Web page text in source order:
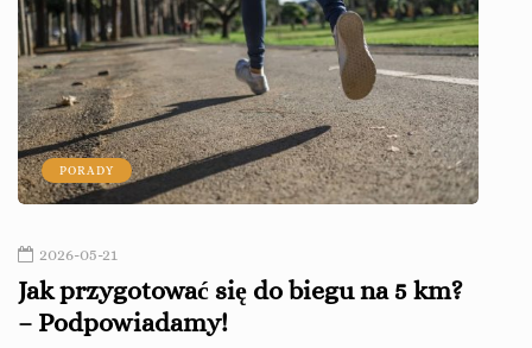
PORADY
2026-05-21
Jak przygotować się do biegu na 5 km?
– Podpowiadamy!